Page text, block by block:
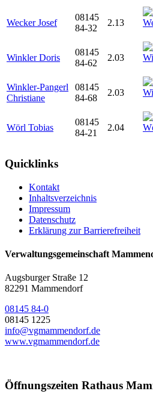
Wecker Josef
08145
84-32
2.13
Winkler Doris
08145
84-62
2.03
Winkler-Pangerl
Christiane
08145
84-68
2.03
Wörl Tobias
08145
84-21
2.04
Quicklinks
Kontakt
Inhaltsverzeichnis
Impressum
Datenschutz
Erklärung zur Barrierefreiheit
Verwaltungsgemeinschaft
Augsburger Straße 12
82291 Mammendorf
08145 84-0
08145 1225
info@vgmammendorf.de
www.vgmammendorf.de
Öffnungszeiten Rathaus